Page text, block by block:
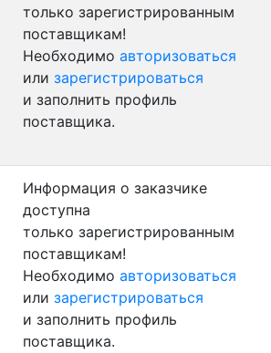
только зарегистрированным
поставщикам!
Необходимо авторизоваться
или зарегистрироваться
и заполнить профиль
поставщика.
Информация о заказчике
доступна
только зарегистрированным
поставщикам!
Необходимо авторизоваться
или зарегистрироваться
и заполнить профиль
поставщика.